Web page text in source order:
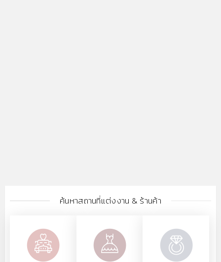
ค้นหาสถานที่แต่งงาน & ร้านค้า